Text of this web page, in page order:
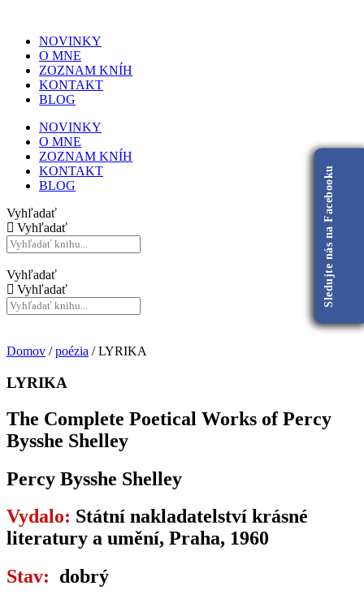
NOVINKY
O MNE
ZOZNAM KNÍH
KONTAKT
BLOG
NOVINKY
O MNE
ZOZNAM KNÍH
KONTAKT
BLOG
Vyhľadať
Vyhľadať
Vyhľadať
Vyhľadať
Domov /poézia / LYRIKA
LYRIKA
The Complete Poetical Works of Percy
Bysshe Shelley
Percy Bysshe Shelley
Vydalo: Státní nakladatelství krásné
literatury a umění, Praha, 1960
Stav: dobrý
Sledujte nás na Facebooku